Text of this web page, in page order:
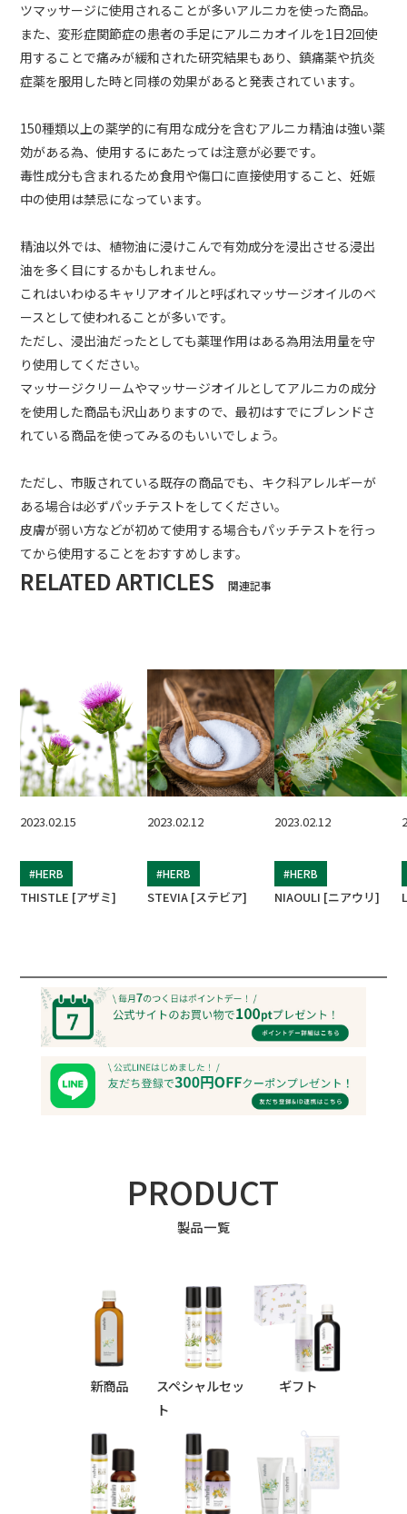
ツマッサージに使用されることが多いアルニカを使った商品。
また、変形症関節症の患者の手足にアルニカオイルを1日2回使
用することで痛みが緩和された研究結果もあり、鎮痛薬や抗炎
症薬を服用した時と同様の効果があると発表されています。
150種類以上の薬学的に有用な成分を含むアルニカ精油は強い薬
効がある為、使用するにあたっては注意が必要です。
毒性成分も含まれるため食用や傷口に直接使用すること、妊娠
中の使用は禁忌になっています。
精油以外では、植物油に浸けこんで有効成分を浸出させる浸出
油を多く目にするかもしれません。
これはいわゆるキャリアオイルと呼ばれマッサージオイルのベ
ースとして使われることが多いです。
ただし、浸出油だったとしても薬理作用はある為用法用量を守
り使用してください。
マッサージクリームやマッサージオイルとしてアルニカの成分
を使用した商品も沢山ありますので、最初はすでにブレンドさ
れている商品を使ってみるのもいいでしょう。
ただし、市販されている既存の商品でも、キク科アレルギーが
ある場合は必ずパッチテストをしてください。
皮膚が弱い方などが初めて使用する場合もパッチテストを行っ
てから使用することをおすすめします。
RELATED ARTICLES 関連記事
2023.02.15
#HERB
THISTLE [アザミ]
2023.02.12
#HERB
STEVIA [ステビア]
2023.02.12
#HERB
NIAOULI [ニアウリ]
PRODUCT
製品一覧
新商品
スペシャルセッ
ト
ギフト